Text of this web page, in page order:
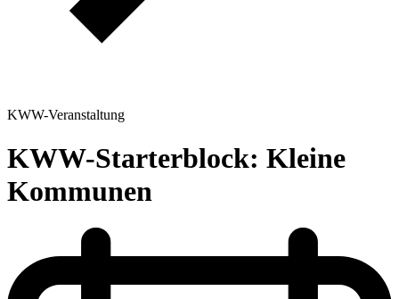
KWW-Veranstaltung
KWW-Starterblock: Kleine
Kommunen